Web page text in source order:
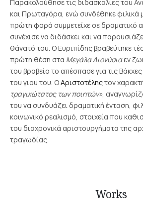
Παρακολούθησε τις διδασκαλίες του
και Πρωταγόρα, ενώ συνδέθηκε φιλικά
πρώτη φορά συμμετείχε σε δραματικό
συνέχισε να διδάσκει και να
θάνατό του. Ο Ευριπίδης βραβεύτηκε
πρώτη θέση στα Μεγάλα Διονύσιαεν
του βραβείο το απέσπασε για τις
του γιου του. ΟΑριστοτέληςτον
τραγικώτατος των ποιητών» ,
του να συνδυάζει δραματική ένταση,
κοινωνικό ρεαλισμό, στοιχεία που
του διαχρονικά αριστουργήματα της
τραγωδίας.
Works